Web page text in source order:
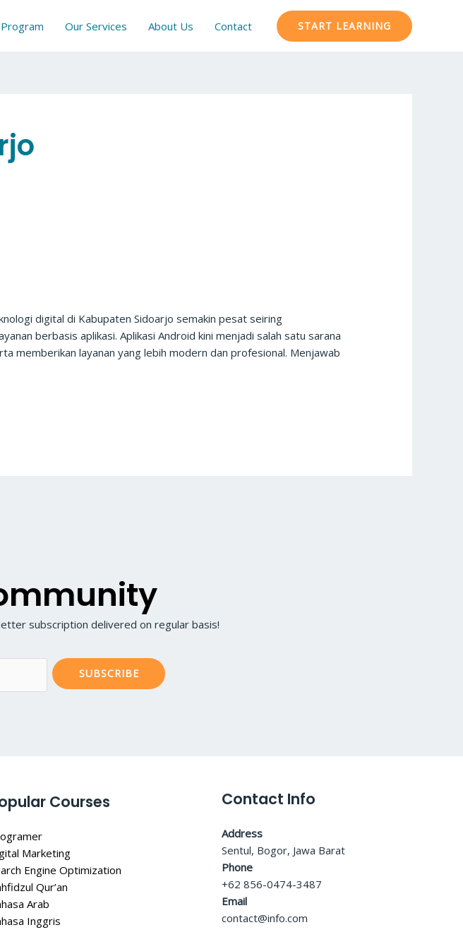
Our Services About Us Contact START LEARNING
digital di Kabupaten Sidoarjo semakin pesat seiring
berbasis aplikasi. Aplikasi Android kini menjadi salah satu sarana
memberikan layanan yang lebih modern dan profesional. Menjawab
subscription delivered on regular basis!
SUBSCRIBE
Courses
Marketing
Engine Optimization
Qur’an
Arab
Inggris
Contact Info
Address
Sentul, Bogor, Jawa Barat
Phone
+62 856-0474-3487
Email
contact@info.com